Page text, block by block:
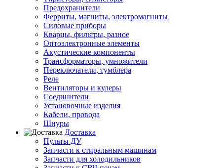
Предохранители
Ферриты, магниты, электромагниты
Силовые приборы
Кварцы, фильтры, разное
Оптоэлектронные элементы
Акустические компоненты
Трансформаторы, умножители
Переключатели, тумблера
Реле
Вентиляторы и кулеры
Соединители
Установочные изделия
Кабели, провода
Шнуры
Доставка
Пульты ДУ
Запчасти к стиральным машинам
Запчасти для холодильников